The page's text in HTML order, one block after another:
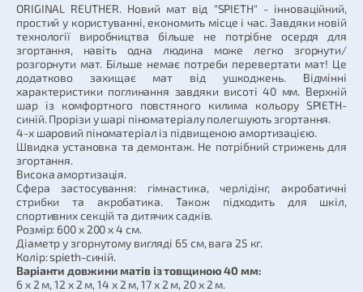
ORIGINAL REUTHER. Новий мат від "SPIETH" - інноваційний,
простий у користуванні, економить місце і час. Завдяки новій
технології виробництва більше не потрібне осердя для
згортання, навіть одна людина може легко згорнути/
розгорнути мат. Більше немає потреби перевертати мат! Це
додатково захищає мат від ушкоджень. Відмінні
характеристики поглинання завдяки висоті 40 мм. Верхній
шар із комфортного повстяного килима кольору SPIETH-
синій. Прорізи у шарі піноматеріалу полегшують згортання.
4-х шаровий піноматеріал із підвищеною амортизацією.
Швидка установка та демонтаж. Не потрібний стрижень для
згортання.
Висока амортизація.
Сфера застосування: гімнастика, черлідінг, акробатичні
стрибки та акробатика. Також підходить для шкіл,
спортивних секцій та дитячих садків.
Розмір: 600 х 200 х 4 см.
Діаметр у згорнутому вигляді 65 см, вага 25 кг.
Колір: spieth-синій.
Варіанти довжини матів із товщиною 40 мм:
6 х 2 м, 12 х 2 м, 14 х 2 м, 17 х 2 м, 20 х 2 м.